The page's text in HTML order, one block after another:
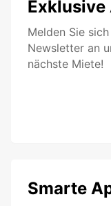
Exklusive
Melden Sie
Newsletter an
nächste Miete!
Smarte